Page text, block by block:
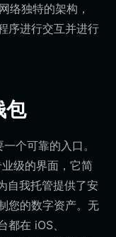
络独特的架构，
序进行交互并进行
包
个可靠的入口。
业级的界面，它简
自我托管提供了安
您的数字资产。无
在 iOS、